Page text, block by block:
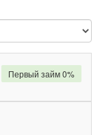
Первый займ 0%